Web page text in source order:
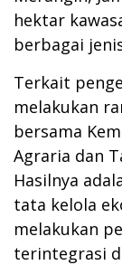
hektar
berbagai
Terkait
melakukan
bersama
Agraria dan
Hasilnya
tata kelola
melakukan
terintegrasi